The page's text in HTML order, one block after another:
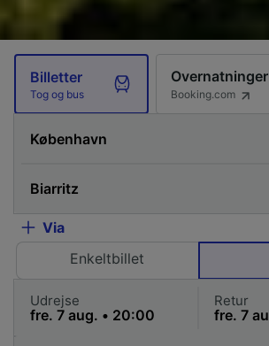
Billetter
Tog og bus
Overnatninger
Booking.com
Via
Enkeltbillet
Udrejse Retur